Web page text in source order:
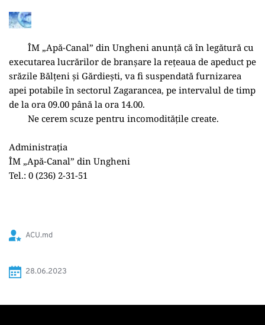
executarea lucrărilor de branșare la rețeaua de apeduct pe
srăzile Bălțeni și Gărdiești, va fi suspendată furnizarea
apei potabile în sectorul Zagarancea, pe intervalul de timp
de la ora 09.00 până la ora 14.00.
	Ne cerem scuze pentru incomoditățile create.
Administrația
ÎM „Apă-Canal” din Ungheni
Tel.: 0 (236) 2-31-51
ACU.md
28.06.2023